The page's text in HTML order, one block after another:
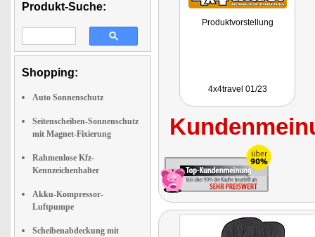
Produkt-Suche:
Shopping:
Auto Sonnenschutz
Seitenscheiben-Sonnenschutz
mit Magnet-Fixierung
Rahmenlose Kfz-
Kennzeichenhalter
Akku-Kompressor-
Luftpumpe
Scheibenabdeckung mit
Produktvorstellung
4x4travel 01/23